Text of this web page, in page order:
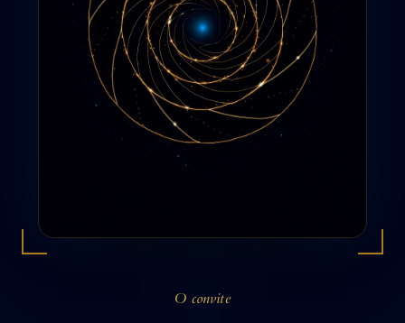
O convite